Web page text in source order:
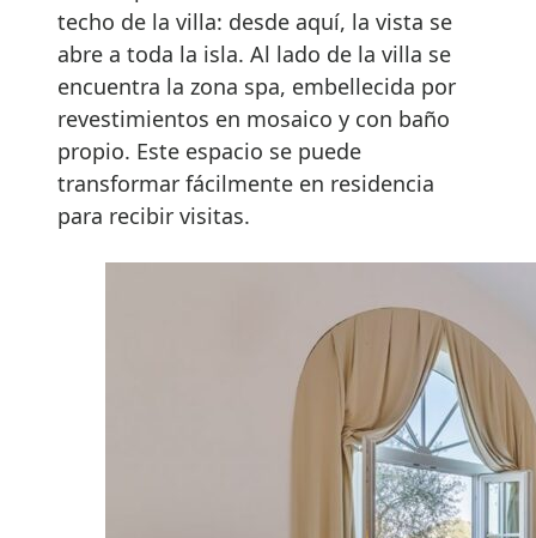
techo de la villa: desde aquí, la vista se
abre a toda la isla. Al lado de la villa se
encuentra la zona spa, embellecida por
revestimientos en mosaico y con baño
propio. Este espacio se puede
transformar fácilmente en residencia
para recibir visitas.